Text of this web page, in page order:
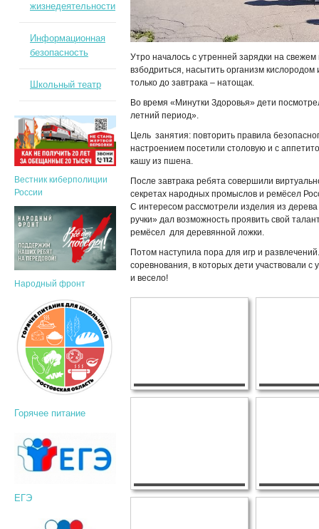
Утро началось с утренней зарядки на
взбодриться, насытить организм
только до завтрака – натощак.
Во время «Минутки Здоровья» дети
летний период».
Цель занятия: повторить правила
настроением посетили столовую и с
кашу из пшена.
После завтрака ребята совершили
секретах народных промыслов и ремёсел
С интересом рассмотрели изделия из
ручки» дал возможность проявить свой
ремёсел для деревянной ложки.
Потом наступила пора для игр и
соревнования, в которых дети участвовали
и весело!
жизнедеятельности
Информационная
безопасность
Школьный театр
Вестник киберполиции
России
Народный фронт
Горячее питание
ЕГЭ